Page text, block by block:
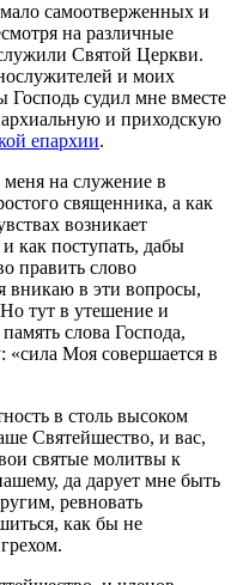
самоотверженных и
на различные
Святой Церкви.
и моих
Господь судил мне вместе
и приходскую
епархии.
на служение в
священника, а как
возникает
как поступать, дабы
править слово
вникаю в эти вопросы,
тут в утешение и
слова Господа,
«сила Моя совершается в
в столь высоком
Святейшество, и вас,
святые молитвы к
да дарует мне быть
ревновать
как бы не